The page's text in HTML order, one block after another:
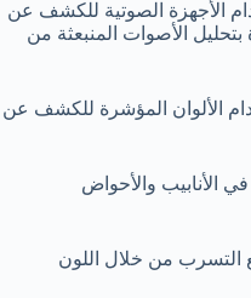
الأجهزة الصوتية للكشف عن
الأصوات المنبعثة من
الألوان المؤشرة للكشف عن
الأنابيب والأحواض
التسرب من خلال اللون